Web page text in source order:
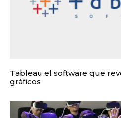
Tableau el software que
gráficos